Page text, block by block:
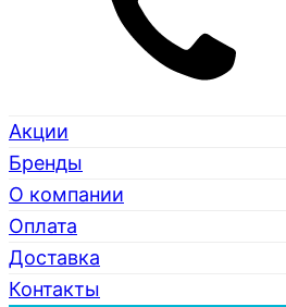
Акции
Бренды
О компании
Оплата
Доставка
Контакты